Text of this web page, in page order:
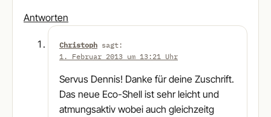
Antworten
Christoph sagt:
1. Februar 2013 um 13:21 Uhr
Servus Dennis! Danke für deine Zuschrift.
Das neue Eco-Shell ist sehr leicht und
atmungsaktiv wobei auch gleichzeitg